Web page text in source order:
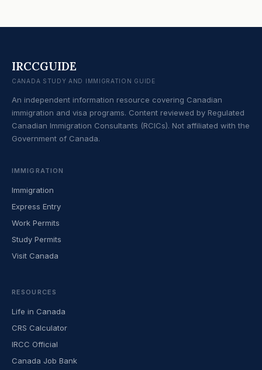
IRCCGUIDE
CANADA STUDY AND IMMIGRATION GUIDE
An independent information resource covering Canadian
immigration and visa programs. Content reviewed by Regulated
Canadian Immigration Consultants (RCICs). Not affiliated with the
Government of Canada.
IMMIGRATION
Immigration
Express Entry
Work Permits
Study Permits
Visit Canada
RESOURCES
Life in Canada
CRS Calculator
IRCC Official
Canada Job Bank